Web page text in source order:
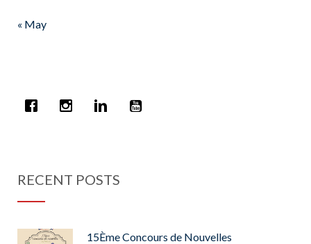
« May
RECENT POSTS
15Ème Concours de Nouvelles